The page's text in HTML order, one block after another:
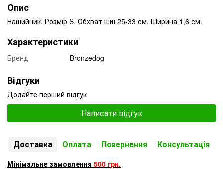
Опис
Нашийник, Розмір S, Обхват шиї 25-33 см, Ширина 1,6 см.
Характеристики
Бренд Bronzedog
Відгуки
Додайте перший відгук
Написати відгук
Доставка Оплата Повернення Консультація
Мінімальне замовлення 500 грн.